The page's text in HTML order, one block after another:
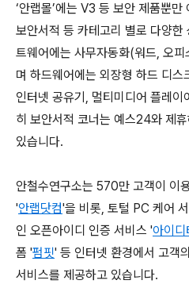
‘안랩몰’에는 V3 등 보안 제품뿐
보안서적 등 카테고리 별로 다양
트웨어에는 사무자동화(워드, 오
며 하드웨어에는 외장형 하드 디
인터넷 공유기, 멀티미디어 플레
히 보안서적 코너는 예스24와 제
있습니다.
안철수연구소는 570만 고객이 이
'안랩닷컴'을 비롯, 토털 PC 케어
인 오픈아이디 인증 서비스 '아이디
폼 '펌핏' 등 인터넷 환경에서 고객
서비스를 제공하고 있습니다.